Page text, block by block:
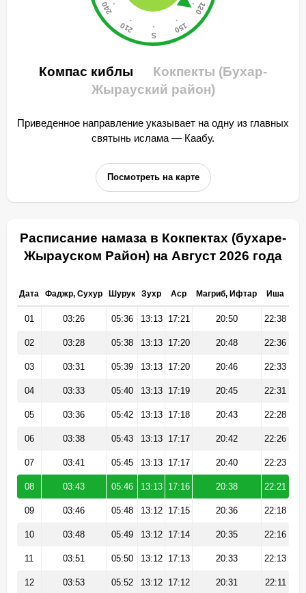
Компас киблы
Кокпекты (Бухар-
Жырауский район)
Приведенное направление указывает на одну из главных
святынь ислама — Каабу.
Посмотреть на карте
Расписание намаза в Кокпектах (бухаре-
Жырауском Район) на Август 2026 года
Дата Фаджр, Сухур Шурук Зухр Аср Магриб, Ифтар Иша
01 03:26 05:36 13:13 17:21 20:50 22:38
02 03:28 05:38 13:13 17:20 20:48 22:36
03 03:31 05:39 13:13 17:20 20:46 22:33
04 03:33 05:40 13:13 17:19 20:45 22:31
05 03:36 05:42 13:13 17:18 20:43 22:28
06 03:38 05:43 13:13 17:17 20:42 22:26
07 03:41 05:45 13:13 17:17 20:40 22:23
08 03:43 05:46 13:13 17:16 20:38 22:21
09 03:46 05:48 13:12 17:15 20:36 22:18
10 03:48 05:49 13:12 17:14 20:35 22:16
11 03:51 05:50 13:12 17:13 20:33 22:13
12 03:53 05:52 13:12 17:12 20:31 22:11